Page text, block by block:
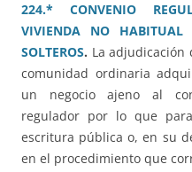
224.* CONVENIO
VIVIENDA NO HABITUAL
SOLTEROS. La
comunidad ordinaria
un negocio ajeno al
regulador por lo que
escritura pública o, en su
en el procedimiento que